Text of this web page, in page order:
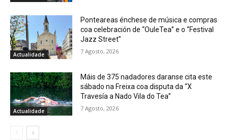
Actualidade
Ponteareas énchese de música e compras
coa celebración de “OuleTea” e o “Festival
Jazz Street”
7 Agosto, 2026
Actualidade
Máis de 375 nadadores daranse cita este
sábado na Freixa coa disputa da “X
Travesía a Nado Vila do Tea”
7 Agosto, 2026